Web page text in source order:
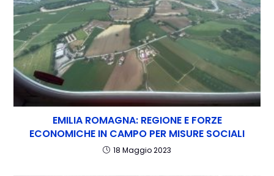
EMILIA ROMAGNA: REGIONE E FORZE
ECONOMICHE IN CAMPO PER MISURE SOCIALI
18 Maggio 2023